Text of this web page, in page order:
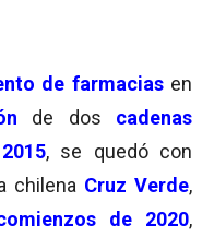
de farmacias en
de dos cadenas
2015, se quedó con
chilena Cruz Verde,
de 2020,